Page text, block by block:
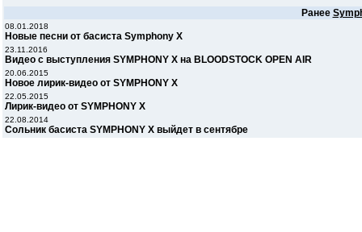
Ранее
08.01.2018
Новые песни от басиста Symphony X
23.11.2016
Видео с выступления SYMPHONY X на BLOODSTOCK OPEN AIR
20.06.2015
Новое лирик-видео от SYMPHONY X
22.05.2015
Лирик-видео от SYMPHONY X
22.08.2014
Сольник басиста SYMPHONY X выйдет в сентябре